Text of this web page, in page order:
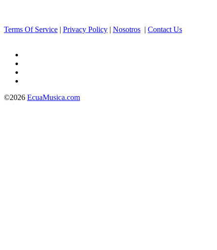
Terms Of Service | Privacy Policy | Nosotros | Contact Us
©2026 EcuaMusica.com